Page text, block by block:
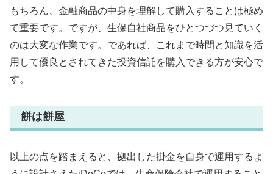
もちろん、金融商品の中身を理解して購入することは極め
て重要です。ですが、生保自社商品をひとつづつ見ていく
のは大変な作業です。であれば、これまで時間と知識を活
用して優良とされてきた投資信託を購入できる方が安心で
す。
餅は餅屋
以上の点を踏まえると、拠出した掛金を自身で運用するよ